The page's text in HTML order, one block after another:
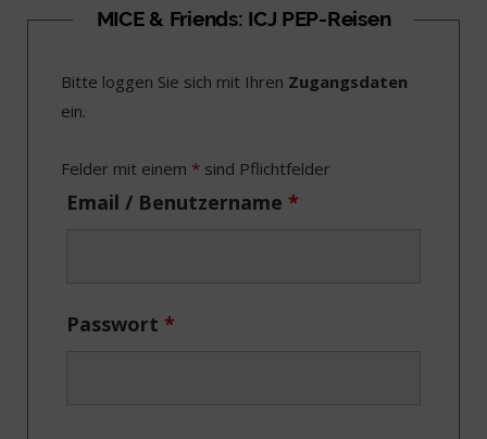
c
b
o
k
T
i
t
e
s
a
r
a
n
e
I
MICE & Friends: ICJ PEP-Reisen
Bitte loggen Sie sich mit Ihren Zugangsdaten
ein.
Felder mit einem * sind Pflichtfelder
Email / Benutzername *
Passwort *